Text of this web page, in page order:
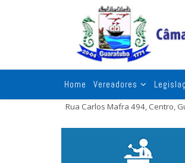
Home Vereadores
Rua Carlos Mafra 494, Centro,